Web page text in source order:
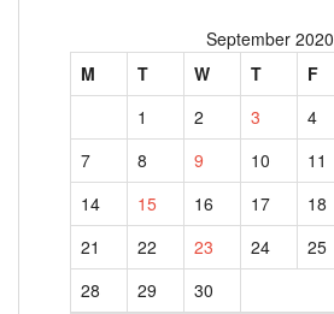
September 2020
M
T W T F
1
2 3 4
7
8 9 10 11
14
15 16 17 18
21
22 23 24 25
28
29 30